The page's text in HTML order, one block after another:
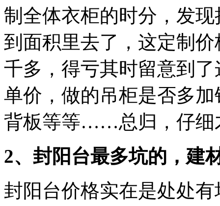
制全体衣柜的时分，发
到面积里去了，这定制
千多，得亏其时留意到
单价，做的吊柜是否多
背板等等……总归，仔细
2、封阳台最多坑的，建
封阳台价格实在是处处